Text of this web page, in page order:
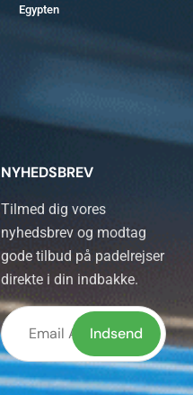
Egypten
NYHEDSBREV
Tilmed dig vores
nyhedsbrev og modtag
gode tilbud på padelrejser
direkte i din indbakke.
Lad